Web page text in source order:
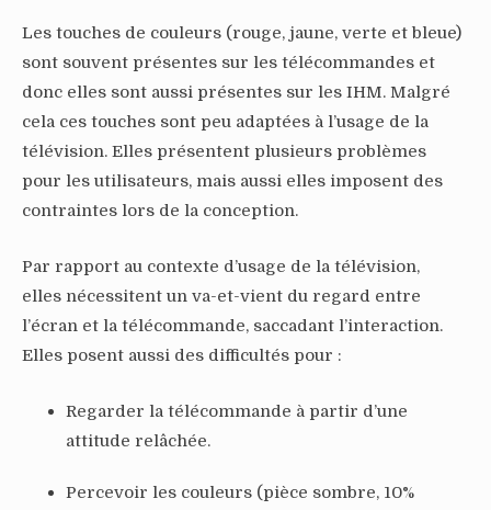
Les touches de couleurs (rouge, jaune, verte et bleue)
sont souvent présentes sur les télécommandes et
donc elles sont aussi présentes sur les IHM. Malgré
cela ces touches sont peu adaptées à l’usage de la
télévision. Elles présentent plusieurs problèmes
pour les utilisateurs, mais aussi elles imposent des
contraintes lors de la conception.
Par rapport au contexte d’usage de la télévision,
elles nécessitent un va-et-vient du regard entre
l’écran et la télécommande, saccadant l’interaction.
Elles posent aussi des difficultés pour :
Regarder la télécommande à partir d’une
attitude relâchée.
Percevoir les couleurs (pièce sombre, 10%